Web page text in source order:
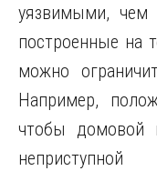
уязвимыми,
построенные на
можно
Например,
чтобы домовой